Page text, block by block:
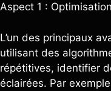
Aspect 1 :
L’un des principaux
utilisant des
répétitives, identifier
éclairées. Par